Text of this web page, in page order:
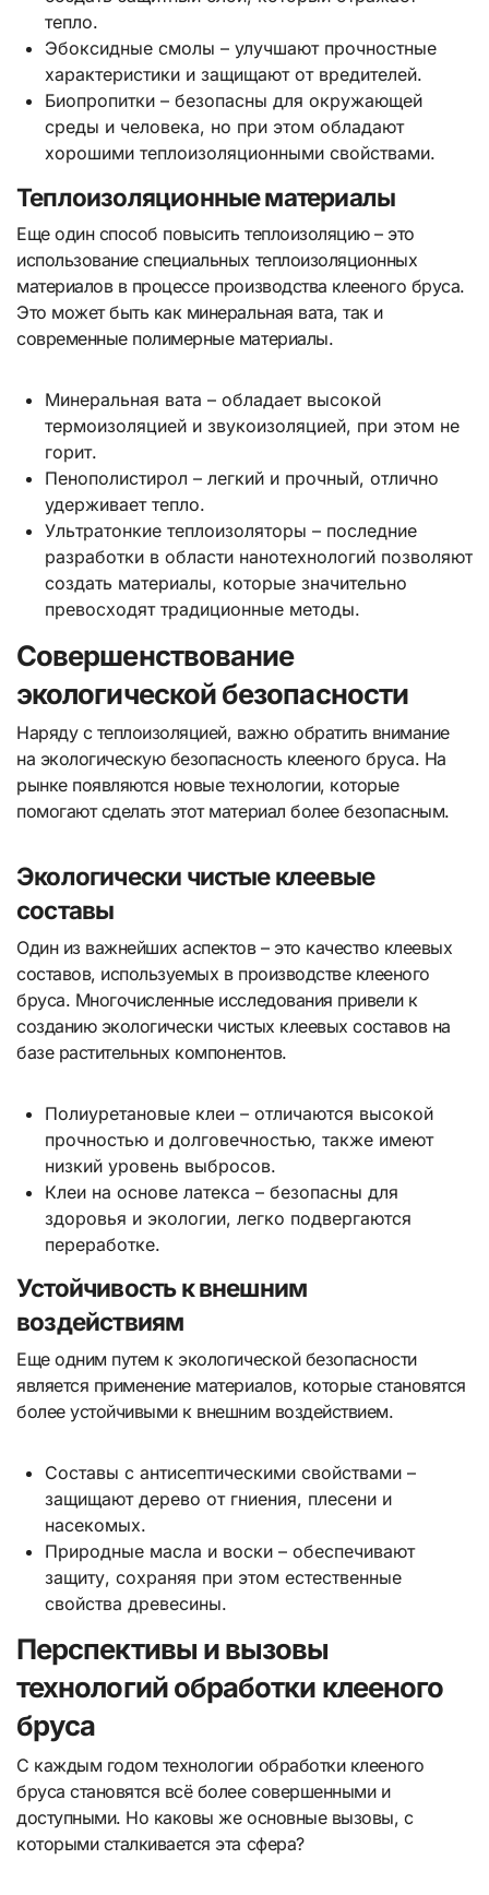
тепло.
Эбоксидные смолы – улучшают прочностные
характеристики и защищают от вредителей.
Биопропитки – безопасны для окружающей
среды и человека, но при этом обладают
хорошими теплоизоляционными свойствами.
Теплоизоляционные материалы
Еще один способ повысить теплоизоляцию – это
использование специальных теплоизоляционных
материалов в процессе производства клееного бруса.
Это может быть как минеральная вата, так и
современные полимерные материалы.
Минеральная вата – обладает высокой
термоизоляцией и звукоизоляцией, при этом не
горит.
Пенополистирол – легкий и прочный, отлично
удерживает тепло.
Ультратонкие теплоизоляторы – последние
разработки в области нанотехнологий позволяют
создать материалы, которые значительно
превосходят традиционные методы.
Совершенствование
экологической безопасности
Наряду с теплоизоляцией, важно обратить внимание
на экологическую безопасность клееного бруса. На
рынке появляются новые технологии, которые
помогают сделать этот материал более безопасным.
Экологически чистые клеевые
составы
Один из важнейших аспектов – это качество клеевых
составов, используемых в производстве клееного
бруса. Многочисленные исследования привели к
созданию экологически чистых клеевых составов на
базе растительных компонентов.
Полиуретановые клеи – отличаются высокой
прочностью и долговечностью, также имеют
низкий уровень выбросов.
Клеи на основе латекса – безопасны для
здоровья и экологии, легко подвергаются
переработке.
Устойчивость к внешним
воздействиям
Еще одним путем к экологической безопасности
является применение материалов, которые становятся
более устойчивыми к внешним воздействием.
Составы с антисептическими свойствами –
защищают дерево от гниения, плесени и
насекомых.
Природные масла и воски – обеспечивают
защиту, сохраняя при этом естественные
свойства древесины.
Перспективы и вызовы
технологий обработки клееного
бруса
С каждым годом технологии обработки клееного
бруса становятся всё более совершенными и
доступными. Но каковы же основные вызовы, с
которыми сталкивается эта сфера?